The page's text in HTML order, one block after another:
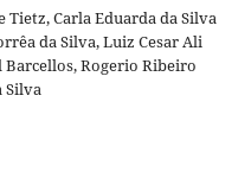
Tietz, Carla Eduarda da Silva
da Silva, Luiz Cesar Ali
Barcellos, Rogerio Ribeiro
Silva